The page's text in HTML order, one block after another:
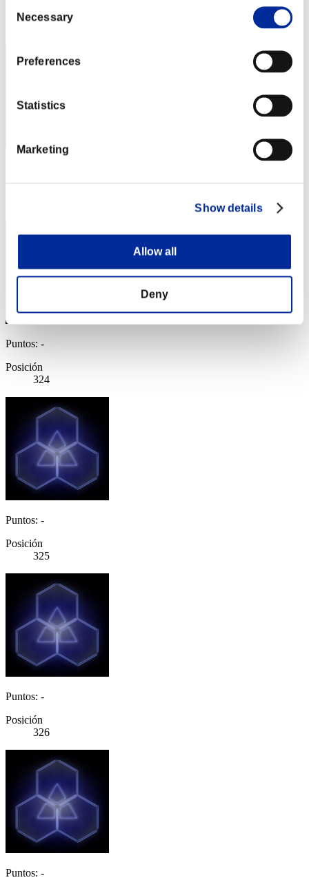
Selection
Necessary
Preferences
Statistics
Marketing
Show details
Allow all
Deny
Posición
Puntos: -
Posición
324
Puntos: -
Posición
325
Puntos: -
Posición
326
Puntos: -